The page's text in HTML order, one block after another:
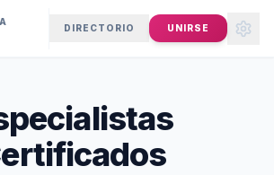
DIRECTORIO UNIRSE